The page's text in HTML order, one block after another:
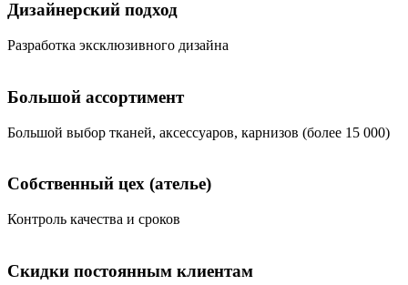
Дизайнерский подход
Разработка эксклюзивного дизайна
Большой ассортимент
Большой выбор тканей, аксессуаров, карнизов (более 15 000)
Собственный цех (ателье)
Контроль качества и сроков
Скидки постоянным клиентам